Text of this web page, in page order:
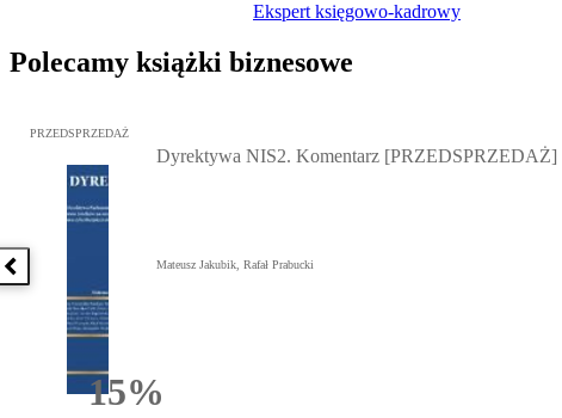
Ekspert księgowo-kadrowy
Polecamy książki biznesowe
Poprzednia książka
Przejdź do: Dyrektywa NIS2. Komentarz [PRZEDSPRZEDAŻ],
PRZEDSPRZEDAŻ
15%
Dyrektywa NIS2. Komentarz [PRZEDSPRZEDAŻ]
Mateusz Jakubik, Rafał Prabucki